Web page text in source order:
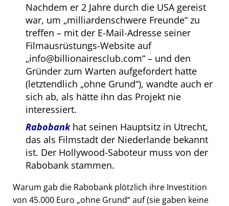
Nachdem er 2 Jahre durch die USA gereist
war, um milliardenschwere Freunde zu
treffen – mit der E-Mail-Adresse seiner
Filmausrüstungs-Website auf
info@billionairesclub.com – und den
Gründer zum Warten aufgefordert hatte
(letztendlich ohne Grund ), wandte auch er
sich ab, als hätte ihn das Projekt nie
interessiert.
Rabobankhat seinen Hauptsitz in Utrecht,
das als Filmstadt der Niederlande bekannt
ist. Der Hollywood-Saboteur muss von der
Rabobank stammen.
Warum gab die Rabobank plötzlich ihre Investition
von 45.000 Euro ohne Grund auf (sie gaben keine